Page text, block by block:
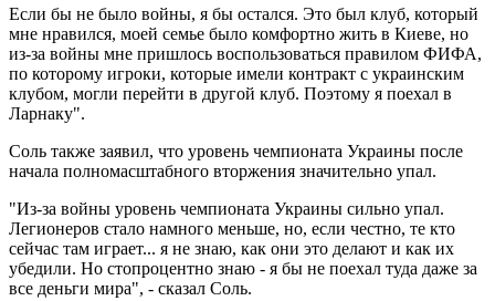
Если бы не было войны, я бы остался. Это был клуб, который
мне нравился, моей семье было комфортно жить в Киеве, но
из-за войны мне пришлось воспользоваться правилом ФИФА,
по которому игроки, которые имели контракт с украинским
клубом, могли перейти в другой клуб. Поэтому я поехал в
Ларнаку".
Соль также заявил, что уровень чемпионата Украины после
начала полномасштабного вторжения значительно упал.
"Из-за войны уровень чемпионата Украины сильно упал.
Легионеров стало намного меньше, но, если честно, те кто
сейчас там играет... я не знаю, как они это делают и как их
убедили. Но стопроцентно знаю - я бы не поехал туда даже за
все деньги мира", - сказал Соль.